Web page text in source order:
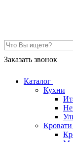
Заказать звонок
Каталог
Кухни